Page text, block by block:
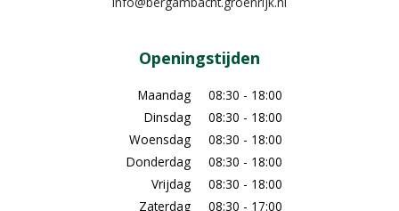
Openingstijden
Maandag
08:30 - 18:00
Dinsdag
08:30 - 18:00
Woensdag
08:30 - 18:00
Donderdag
08:30 - 18:00
Vrijdag
08:30 - 18:00
Zaterdag
08:30 - 17:00